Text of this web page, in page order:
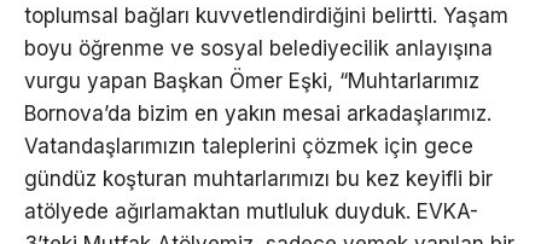
toplumsal bağları kuvvetlendirdiğini belirtti. Yaşam
boyu öğrenme ve sosyal belediyecilik anlayışına
vurgu yapan Başkan Ömer Eşki, “Muhtarlarımız
Bornova’da bizim en yakın mesai arkadaşlarımız.
Vatandaşlarımızın taleplerini çözmek için gece
gündüz koşturan muhtarlarımızı bu kez keyifli bir
atölyede ağırlamaktan mutluluk duyduk. EVKA-